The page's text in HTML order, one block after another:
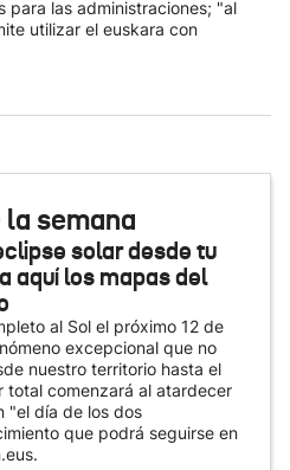
para las administraciones; "al
utilizar el euskara con
la semana
solar desde tu
aquí los mapas del
al Sol el próximo 12 de
excepcional que no
nuestro territorio hasta el
total comenzará al atardecer
"el día de los dos
que podrá seguirse en